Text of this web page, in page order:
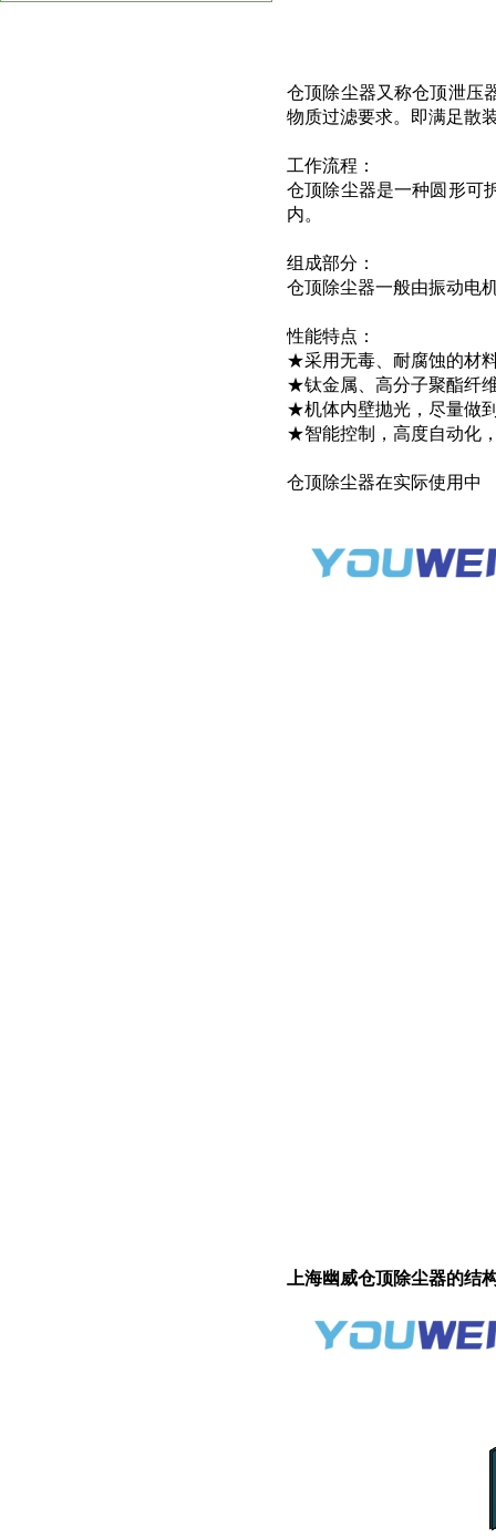
仓顶除尘器又称仓顶泄压
物质过滤要求。即满足散
工作流程：
仓顶除尘器是一种圆形可
内。
组成部分：
仓顶除尘器一般由振动电
性能特点：
★采用无毒、耐腐蚀的材
★钛金属、高分子聚酯纤
★机体内壁抛光，尽量做
★智能控制，高度自动化
仓顶除尘器在实际使用中
上海幽威仓顶除尘器的结